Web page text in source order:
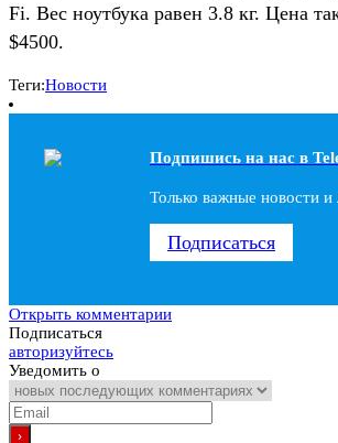
Fi. Вес ноутбука равен 3.8 кг. Цена
$4500.
Теги:Новости
Подпишись на наc в
Только важные новости
Подписаться
Открыть комментарии
Подписаться
авторизуйтесь
Уведомить о